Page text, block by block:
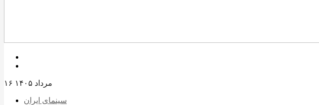
۱۶ مرداد ۱۴۰۵
سینمای ایران